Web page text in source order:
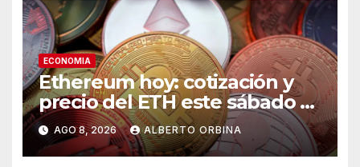
ECONOMIA
Ethereum hoy: cotización y
precio del ETH este sábado 8
de agosto de 2026
AGO 8, 2026 ALBERTO ORBINA